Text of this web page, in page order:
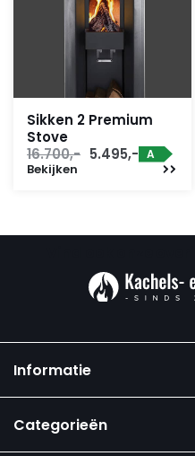
Sikken 2 Premium
Stove
16.700,- Oorspronkelijke
5.495,- Huidige
prijs
A
Bekijken
Informatie
Categorieën